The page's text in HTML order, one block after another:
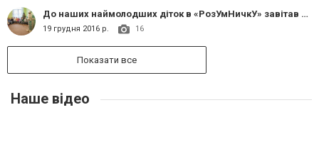
До наших наймолодших діток в «РозУмНичкУ» завітав Святий Миколай. Співали, гралися, розказували вірші, і обов'язково отримали подарунки.
19 грудня 2016 р. 16
Показати все
Наше відео